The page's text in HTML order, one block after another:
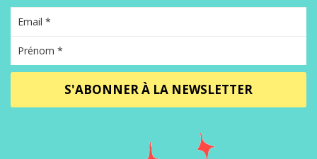
S'ABONNER À LA NEWSLETTER